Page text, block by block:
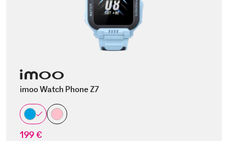
imoo Watch Phone Z7
199 €